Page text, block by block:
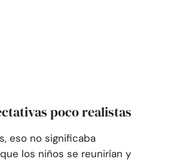
poco realistas
eso no significaba
los niños se reunirían y